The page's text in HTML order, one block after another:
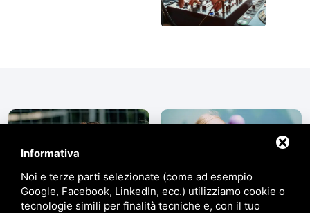
Informativa
Noi e terze parti selezionate (come ad esempio
Google, Facebook, LinkedIn, ecc.) utilizziamo cookie o
tecnologie simili per finalità tecniche e, con il tuo